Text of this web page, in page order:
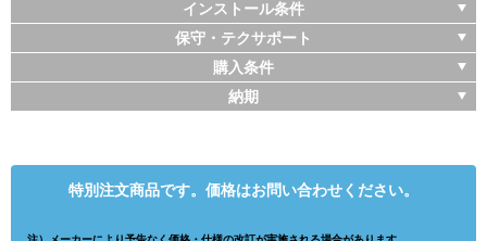
インストール条件
保守・テクサポート
購入条件
納期
特別注文商品です。価格はお問い合わせください。